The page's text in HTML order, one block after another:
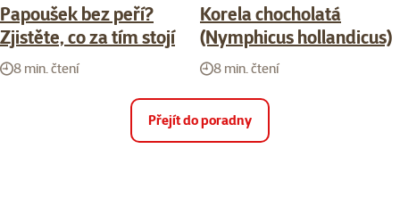
Papoušek bez peří?
Zjistěte, co za tím stojí
8 min. čtení
Korela chocholatá
(Nymphicus hollandicus)
8 min. čtení
Přejít do poradny